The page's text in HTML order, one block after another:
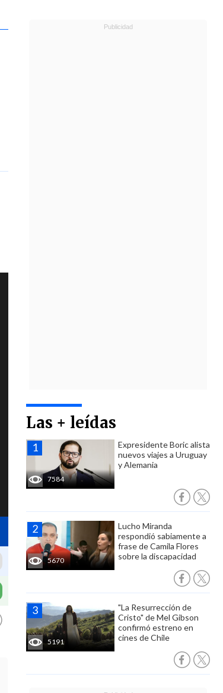
Las + leídas
7584
Expresidente Boric alista
nuevos viajes a Uruguay
y Alemania
5670
Lucho Miranda
respondió sabiamente a
frase de Camila Flores
sobre la discapacidad
5191
"La Resurrección de
Cristo" de Mel Gibson
confirmó estreno en
cines de Chile